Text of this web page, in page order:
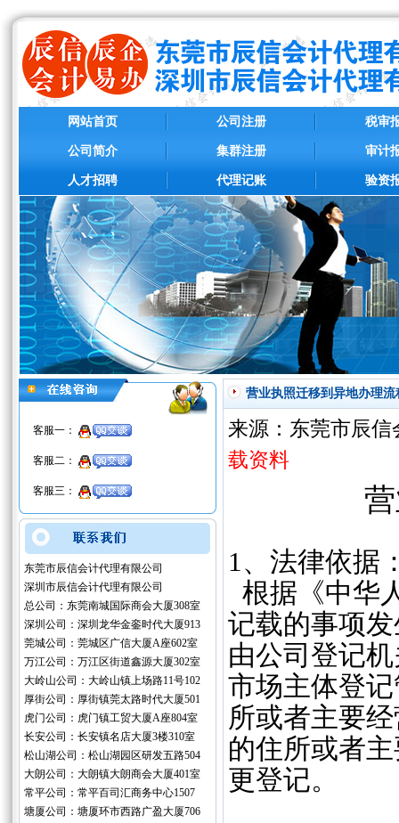
网站首页
公司简介
人才招聘
公司注册
集群注册
代理记账
税审
审计
验资
客服一：
客服二：
客服三：
东莞市辰信会计代理有限公司
深圳市辰信会计代理有限公司
总公司：东莞南城国际商会大厦308室
深圳公司：深圳龙华金銮时代大厦913
莞城公司：莞城区广信大厦A座602室
万江公司：万江区街道鑫源大厦302室
大岭山公司：大岭山镇上场路11号102
厚街公司：厚街镇莞太路时代大厦501
虎门公司：虎门镇工贸大厦A座804室
长安公司：长安镇名店大厦3楼310室
松山湖公司：松山湖园区研发五路504
大朗公司：大朗镇大朗商会大厦401室
常平公司：常平百司汇商务中心1507
塘厦公司：塘厦环市西路广盈大厦706
营业执照迁移到异地办理流
来源：东莞市辰
载资料
1、法律依据
根据《中华
记载的事项
由公司登记
市场主体登
所或者主要
的住所或者
更登记。